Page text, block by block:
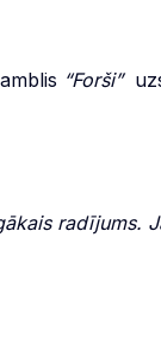
“Forši”
radījums.